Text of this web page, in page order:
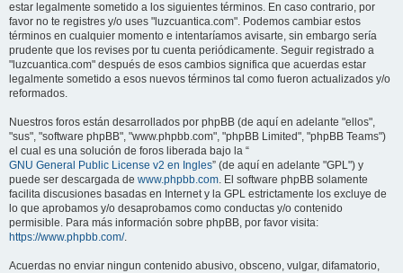
estar legalmente sometido a los siguientes términos. En caso contrario, por
favor no te registres y/o uses "luzcuantica.com". Podemos cambiar estos
términos en cualquier momento e intentaríamos avisarte, sin embargo sería
prudente que los revises por tu cuenta periódicamente. Seguir registrado a
"luzcuantica.com" después de esos cambios significa que acuerdas estar
legalmente sometido a esos nuevos términos tal como fueron actualizados y/o
reformados.
Nuestros foros están desarrollados por phpBB (de aquí en adelante "ellos",
"sus", "software phpBB", "www.phpbb.com", "phpBB Limited", "phpBB Teams")
el cual es una solución de foros liberada bajo la “
GNU General Public License v2 en Ingles” (de aquí en adelante "GPL") y
puede ser descargada de www.phpbb.com. El software phpBB solamente
facilita discusiones basadas en Internet y la GPL estrictamente los excluye de
lo que aprobamos y/o desaprobamos como conductas y/o contenido
permisible. Para más información sobre phpBB, por favor visita:
https://www.phpbb.com/.
Acuerdas no enviar ningun contenido abusivo, obsceno, vulgar, difamatorio,